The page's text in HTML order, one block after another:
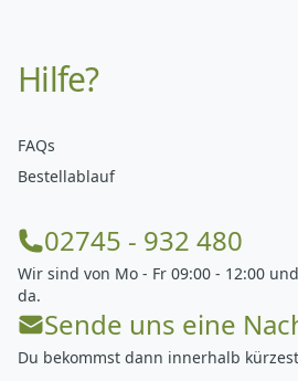
Hilfe?
FAQs
Bestellablauf
02745 - 932 480
Wir sind von Mo - Fr 09:00 - 12:00
da.
Sende uns eine
Du bekommst dann innerhalb